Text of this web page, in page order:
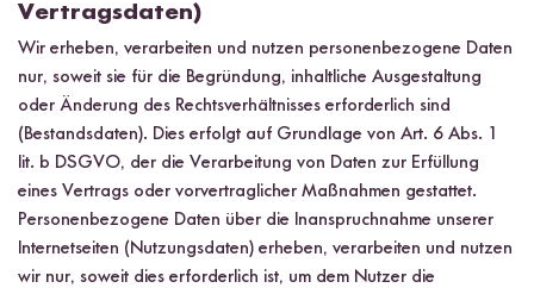
Vertragsdaten)
Wir erheben, verarbeiten und nutzen personenbezogene Daten
nur, soweit sie für die Begründung, inhaltliche Ausgestaltung
oder Änderung des Rechtsverhältnisses erforderlich sind
(Bestandsdaten). Dies erfolgt auf Grundlage von Art. 6 Abs. 1
lit. b DSGVO, der die Verarbeitung von Daten zur Erfüllung
eines Vertrags oder vorvertraglicher Maßnahmen gestattet.
Personenbezogene Daten über die Inanspruchnahme unserer
Internetseiten (Nutzungsdaten) erheben, verarbeiten und nutzen
wir nur, soweit dies erforderlich ist, um dem Nutzer die